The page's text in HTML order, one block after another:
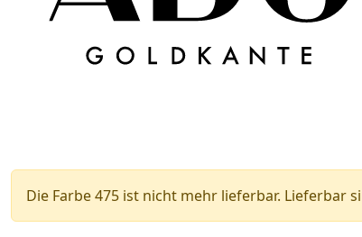
Die Farbe 475 ist nicht mehr lieferbar. Lieferbar